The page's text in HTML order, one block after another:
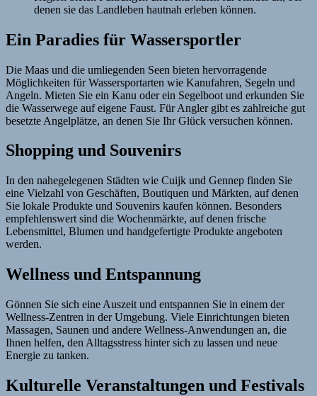
denen sie das Landleben hautnah erleben können.
Ein Paradies für Wassersportler
Die Maas und die umliegenden Seen bieten hervorragende
Möglichkeiten für Wassersportarten wie Kanufahren, Segeln und
Angeln. Mieten Sie ein Kanu oder ein Segelboot und erkunden Sie
die Wasserwege auf eigene Faust. Für Angler gibt es zahlreiche gut
besetzte Angelplätze, an denen Sie Ihr Glück versuchen können.
Shopping und Souvenirs
In den nahegelegenen Städten wie Cuijk und Gennep finden Sie
eine Vielzahl von Geschäften, Boutiquen und Märkten, auf denen
Sie lokale Produkte und Souvenirs kaufen können. Besonders
empfehlenswert sind die Wochenmärkte, auf denen frische
Lebensmittel, Blumen und handgefertigte Produkte angeboten
werden.
Wellness und Entspannung
Gönnen Sie sich eine Auszeit und entspannen Sie in einem der
Wellness-Zentren in der Umgebung. Viele Einrichtungen bieten
Massagen, Saunen und andere Wellness-Anwendungen an, die
Ihnen helfen, den Alltagsstress hinter sich zu lassen und neue
Energie zu tanken.
Kulturelle Veranstaltungen und Festivals